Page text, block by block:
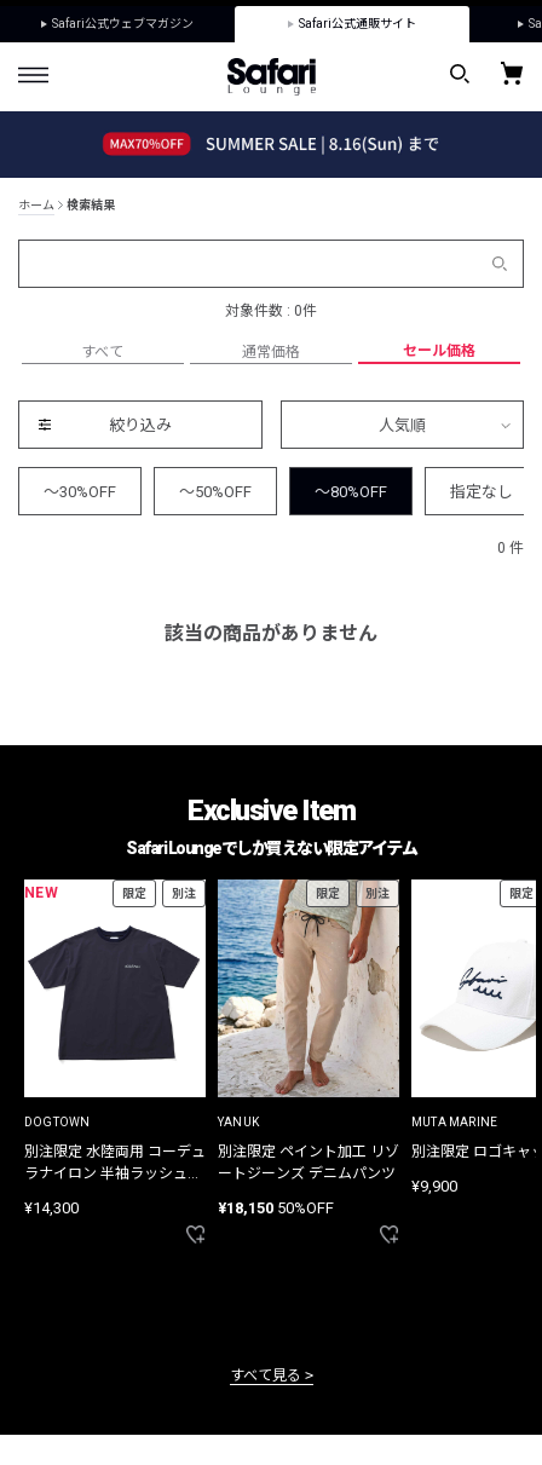
Safari公式ウェブマガジン Safari公式通販サイト
ホーム 検索結果
対象件数 : 0件
すべて 通常価格 セール価格
絞り込み 人気順
～30%OFF ～50%OFF ～80%OFF 指定なし
0 件
該当の商品がありません
Exclusive Item
Safari Loungeでしか買えない限定アイテム
NEW 限定 別注
DOGTOWN
別注限定 水陸両用 コーデュ
ラナイロン 半袖ラッシュガ
¥14,300
限定 別注
YANUK
別注限定 ペイント加工 リゾ
ートジーンズ デニムパンツ
¥18,150 50%OFF
限定
MUTA MARINE
別注限定 ロゴキャ
¥9,900
すべて見る